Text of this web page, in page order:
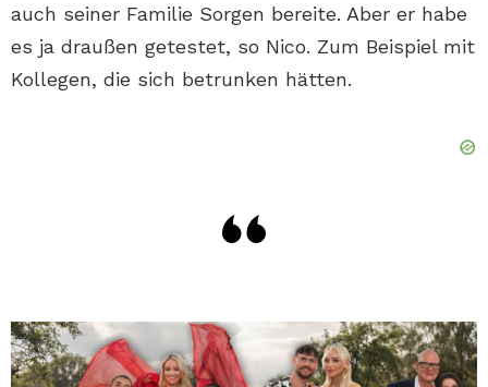
auch seiner Familie Sorgen bereite. Aber er habe
es ja draußen getestet, so Nico. Zum Beispiel mit
Kollegen, die sich betrunken hätten.